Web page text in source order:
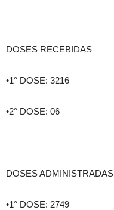
DOSES RECEBIDAS
•1° DOSE: 3216
•2° DOSE: 06
DOSES ADMINISTRADAS
•1° DOSE: 2749